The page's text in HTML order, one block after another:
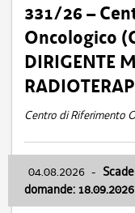
331/26 –
Oncologico
DIRIGENTE
Centro di Riferimento
04.08.2026 -
domande: